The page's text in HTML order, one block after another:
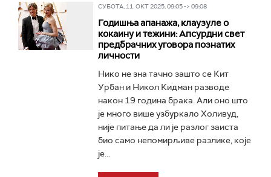
СУБОТА, 11. ОКТ 2025, 09:05 -> 09:08
Годишњa апанажа, клаузуле о
кокаину и тежини: Апсурдни свет
предбрачних уговора познатих
личности
Нико не зна тачно зашто се Кит
Урбан и Никол Кидман разводе
након 19 година брака. Али оно што
је много више узбуркало Холивуд,
није питање да ли је разлог заиста
био само непомирљиве разлике, које
је...